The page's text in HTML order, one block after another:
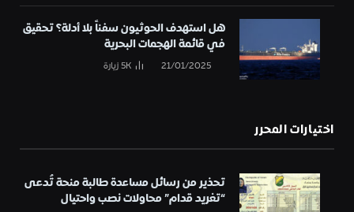
هل استهدف الحوثيون سفناً بلا أدلة؟ تحقيق
في قائمة الهجمات البحرية
21/01/2025
5Kزيارة
اختيارات المحرر
تحذير من رسائل مساعدة طالبة منحة تُدعى
“تغريد قدام” محاولات نصب واحتيال